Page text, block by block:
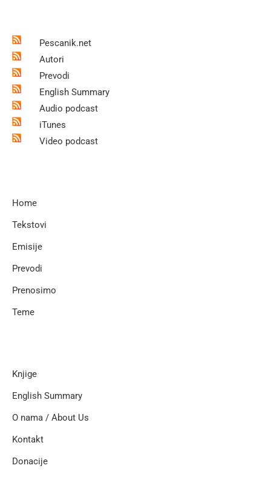
Pescanik.net
Autori
Prevodi
English Summary
Audio podcast
iTunes
Video podcast
Home
Tekstovi
Emisije
Prevodi
Prenosimo
Teme
Knjige
English Summary
O nama / About Us
Kontakt
Donacije